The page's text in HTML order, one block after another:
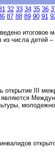
32 33 34 35 36
87 88 89 90 91
итоговое
числа детей
III